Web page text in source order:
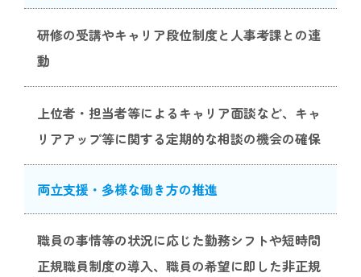
研修の受講やキャリア段位制度と人事考課との連
動
上位者・担当者等によるキャリア面談など、キャ
リアアップ等に関する定期的な相談の機会の確保
両立支援・多様な働き方の推進
職員の事情等の状況に応じた勤務シフトや短時間
正規職員制度の導入、職員の希望に即した非正規